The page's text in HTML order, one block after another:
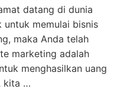
datang di dunia
memulai bisnis
maka Anda telah
marketing adalah
menghasilkan uang
kita …